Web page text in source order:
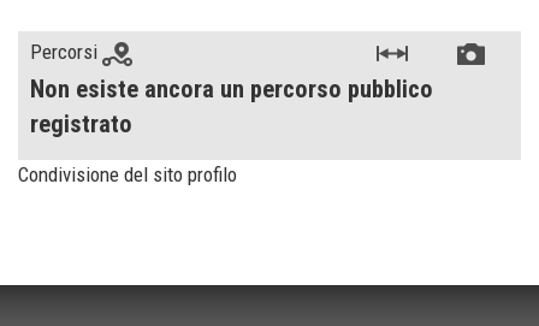
Percorsi
Non esiste ancora un percorso pubblico
registrato
Condivisione del sito profilo